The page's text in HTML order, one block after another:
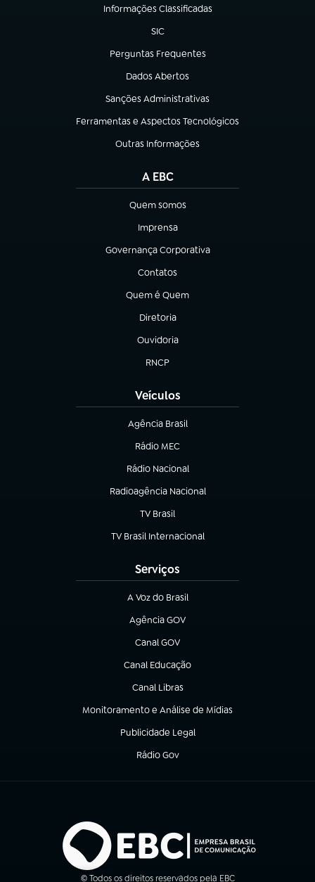
Informações Classificadas
(abre em nova aba)
SIC
(abre em nova aba)
Perguntas Frequentes
(abre em nova aba)
Dados Abertos
(abre em nova aba)
Sanções Administrativas
(abre em nova aba)
Ferramentas e Aspectos Tecnológicos
(abre em nova aba)
Outras Informações
(abre em nova aba)
A EBC
Quem somos
(abre em nova aba)
Imprensa
(abre em nova aba)
Governança Corporativa
(abre em nova aba)
Contatos
(abre em nova aba)
Quem é Quem
(abre em nova aba)
Diretoria
(abre em nova aba)
Ouvidoria
(abre em nova aba)
RNCP
(abre em nova aba)
Veículos
Agência Brasil
(abre em nova aba)
Rádio MEC
Rádio Nacional
(abre em nova aba)
Radioagência Nacional
(abre em nova aba)
TV Brasil
(abre em nova aba)
TV Brasil Internacional
(abre em nova aba)
Serviços
A Voz do Brasil
(abre em nova aba)
Agência GOV
(abre em nova aba)
Canal GOV
(abre em nova aba)
Canal Educação
(abre em nova aba)
Canal Libras
(abre em nova aba)
Monitoramento e Análise de Mídias
(abre em nova aba)
Publicidade Legal
(abre em nova aba)
Rádio Gov
(abre em nova aba)
© Todos os direitos reservados pela EBC